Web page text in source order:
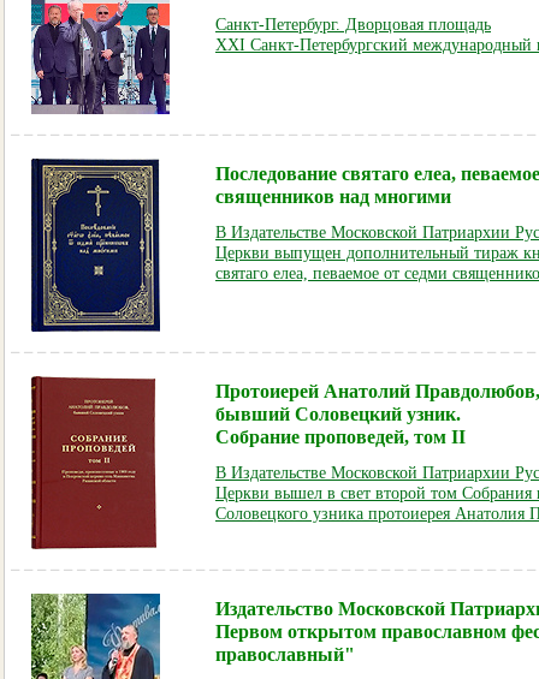
Санкт-Петербург. Дворцовая площадь
XXI Санкт-Петербургский
Последование святаго елеа,
священников над многими
В Издательстве Московской Патриархии
Церкви выпущен дополнительный тираж
святаго елеа, певаемое от седми
Протоиерей Анатолий Правдолюбов,
бывший Соловецкий узник.
Собрание проповедей, том II
В Издательстве Московской Патриархии
Церкви вышел в свет второй том Собрания
Соловецкого узника протоиерея Анатолия
Издательство Московской
Первом открытом православном
православный"